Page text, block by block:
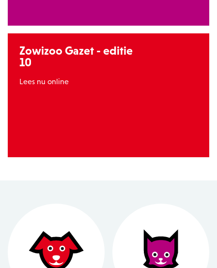
Zowizoo Gazet - editie
10
Lees nu online